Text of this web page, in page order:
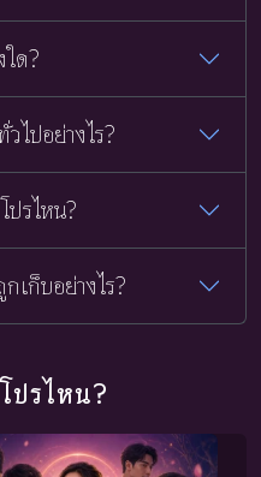
ด?
ไปอย่างไร?
รไหน?
ก็บอย่างไร?
ปรไหน?